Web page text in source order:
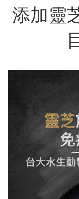
添加靈